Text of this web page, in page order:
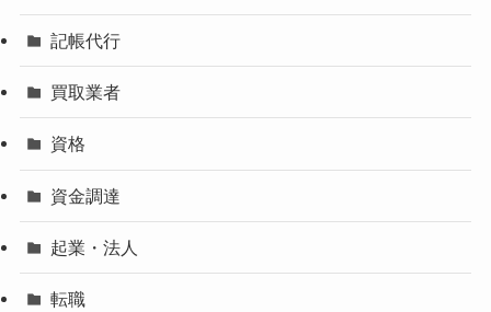
記帳代行
買取業者
資格
資金調達
起業・法人
転職